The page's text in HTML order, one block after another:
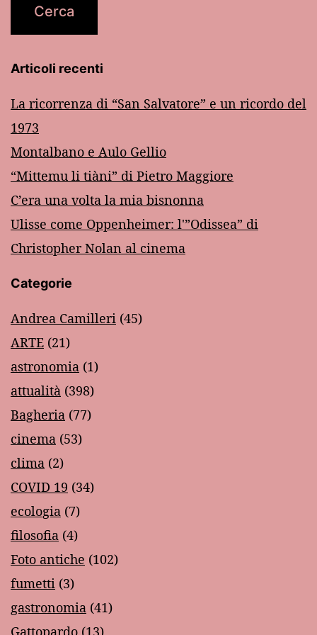
Articoli recenti
La ricorrenza di “San Salvatore” e un ricordo del
1973
Montalbano e Aulo Gellio
“Mittemu li tiàni” di Pietro Maggiore
C’era una volta la mia bisnonna
Ulisse come Oppenheimer: l'”Odissea” di
Christopher Nolan al cinema
Categorie
Andrea Camilleri (45)
ARTE (21)
astronomia (1)
attualità (398)
Bagheria (77)
cinema (53)
clima (2)
COVID 19 (34)
ecologia (7)
filosofia (4)
Foto antiche (102)
fumetti (3)
gastronomia (41)
Gattopardo (13)